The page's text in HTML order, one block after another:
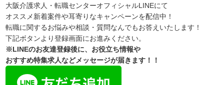
大阪介護求人・転職センターオフィシャルLINEにて
オススメ新着案件や耳寄りなキャンペーンを配信中！
転職に関するお悩みや相談・質問なんでもお答えいたします！
下記ボタンより登録画面にお進みください。
※LINEのお友達登録後に、お役立ち情報や
おすすめ特集求人などメッセージが届きます！！